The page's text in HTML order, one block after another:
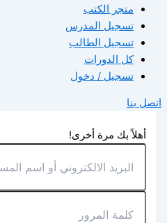
متجر الكتب
تسجيل المدرس
تسجيل الطالب
كل الدورات
تسجيل / دخول
اتصل بنا
أهلاً بك مرة أخرى!